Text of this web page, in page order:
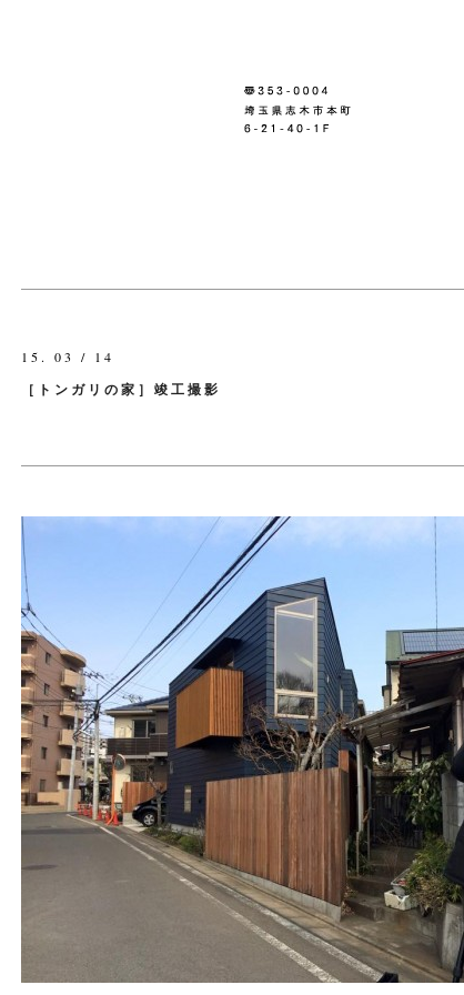
15. 03 / 14
［トンガリの家］竣工撮影